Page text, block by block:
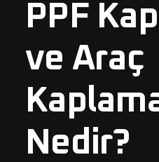
PPF
ve Araç
Nedir?